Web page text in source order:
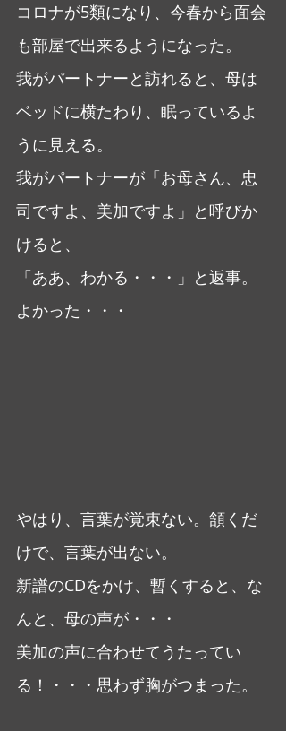
コロナが5類になり、今春から面会
も部屋で出来るようになった。
我がパートナーと訪れると、母は
ベッドに横たわり、眠っているよ
うに見える。
我がパートナーが「お母さん、忠
司ですよ、美加ですよ」と呼びか
けると、
「ああ、わかる・・・」と返事。
よかった・・・
やはり、言葉が覚束ない。頷くだ
けで、言葉が出ない。
新譜のCDをかけ、暫くすると、な
んと、母の声が・・・
美加の声に合わせてうたってい
る！・・・思わず胸がつまった。